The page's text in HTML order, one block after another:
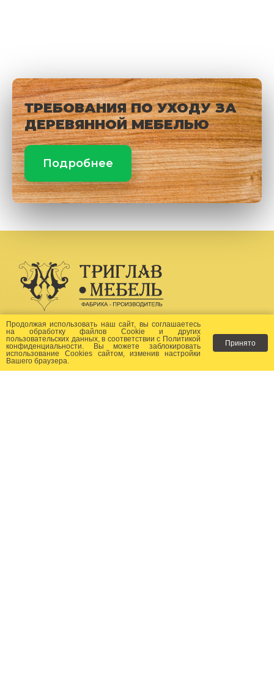
ТРЕБОВАНИЯ ПО УХОДУ ЗА
ДЕРЕВЯННОЙ МЕБЕЛЬЮ
Подробнее
Создание сайта - Бихайв
Как заказать?
Доставка
Продолжая использовать наш сайт, вы соглашаетесь
на обработку файлов Сookie и других
пользовательских данных, в соответствии с Политикой
конфиденциальности . Вы можете заблокировать
использование Cookies сайтом, изменив настройки
Вашего браузера.
Принято